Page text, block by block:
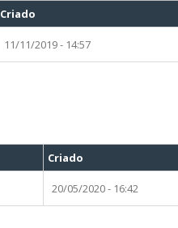
Criado
11/11/2019 - 14:57
Criado
20/05/2020 - 16:42